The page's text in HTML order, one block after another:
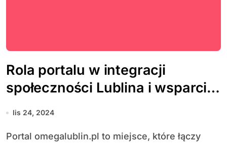
Rola portalu w integracji
społeczności Lublina i wsparciu
lokalnej gospodarki
lis 24, 2024
Portal omegalublin.pl to miejsce, które łączy